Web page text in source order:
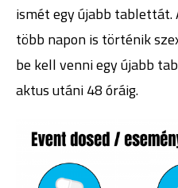
ismét egy újabb tablettát.
több napon is történik
be kell venni egy újabb
aktus utáni 48 óráig.